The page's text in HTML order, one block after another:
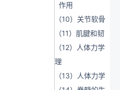
作用
（10）关节软骨的
（11）肌腱和韧带
（12）人体力学杠
理
（13）人体力学杠